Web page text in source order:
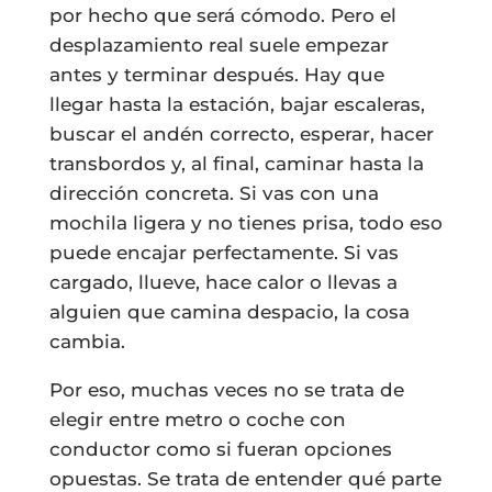
por hecho que será cómodo. Pero el
desplazamiento real suele empezar
antes y terminar después. Hay que
llegar hasta la estación, bajar escaleras,
buscar el andén correcto, esperar, hacer
transbordos y, al final, caminar hasta la
dirección concreta. Si vas con una
mochila ligera y no tienes prisa, todo eso
puede encajar perfectamente. Si vas
cargado, llueve, hace calor o llevas a
alguien que camina despacio, la cosa
cambia.
Por eso, muchas veces no se trata de
elegir entre metro o coche con
conductor como si fueran opciones
opuestas. Se trata de entender qué parte